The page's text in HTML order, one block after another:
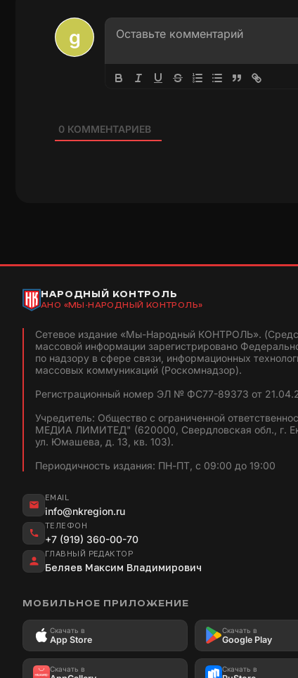
0КОММЕНТАРИЕВ
НАРОДНЫЙ КОНТРОЛЬ
АНО «МЫ-НАРОДНЫЙ КОНТРОЛЬ»
Сетевое издание «Мы-Народный КОНТРОЛЬ».
массовой информации зарегистрировано
по надзору в сфере связи, информационных
массовых коммуникаций (Роскомнадзор).
Регистрационный номер ЭЛ № ФС77-89373 от
Учредитель: Общество с ограниченной
МЕДИА ЛИМИТЕД" (620000, Свердловская обл., г.
ул. Юмашева, д. 13, кв. 103).
Периодичность издания: ПН-ПТ, с 09:00 до 19:00
EMAIL
info@nkregion.ru
ТЕЛЕФОН
+7 (919) 360-00-70
ГЛАВНЫЙ РЕДАКТОР
Беляев Максим Владимирович
МОБИЛЬНОЕ ПРИЛОЖЕНИЕ
Скачать в
App Store
Скачать в
Google Play
Скачать в Скачать в